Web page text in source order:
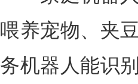
喂养宠物、夹
务机器人能识